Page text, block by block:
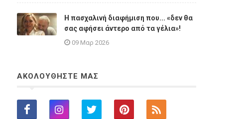
Η πασχαλινή διαφήμιση που... «δεν θα
σας αφήσει άντερο από τα γέλια»!
09 Μαρ 2026
ΑΚΟΛΟΥΘΗΣΤΕ ΜΑΣ